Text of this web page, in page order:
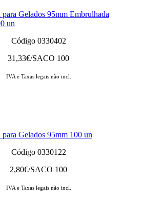
Gelados 95mm Embrulhada
un
Código 0330402
31,33€/SACO 100
IVA e Taxas legais não incl.
Gelados 95mm 100 un
Código 0330122
2,80€/SACO 100
IVA e Taxas legais não incl.